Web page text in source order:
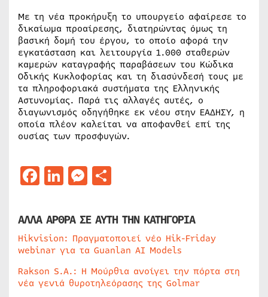
Με τη νέα προκήρυξη το υπουργείο αφαίρεσε το
δικαίωμα προαίρεσης, διατηρώντας όμως τη
βασική δομή του έργου, το οποίο αφορά την
εγκατάσταση και λειτουργία 1.000 σταθερών
καμερών καταγραφής παραβάσεων του Κώδικα
Οδικής Κυκλοφορίας και τη διασύνδεσή τους με
τα πληροφοριακά συστήματα της Ελληνικής
Αστυνομίας. Παρά τις αλλαγές αυτές, ο
διαγωνισμός οδηγήθηκε εκ νέου στην ΕΑΔΗΣΥ, η
οποία πλέον καλείται να αποφανθεί επί της
ουσίας των προσφυγών.
Facebook
LinkedIn
Messenger
ΑΛΛΑ ΑΡΘΡΑ ΣΕ ΑΥΤΗ ΤΗΝ ΚΑΤΗΓΟΡΙΑ
Hikvision: Πραγματοποιεί νέο Hik-Friday
webinar για τα Guanlan AI Models
Rakson S.A.: Η Μούρθια ανοίγει την πόρτα στη
νέα γενιά θυροτηλεόρασης της Golmar